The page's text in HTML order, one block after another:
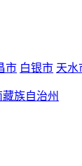
市 白银市 天水
族自治州